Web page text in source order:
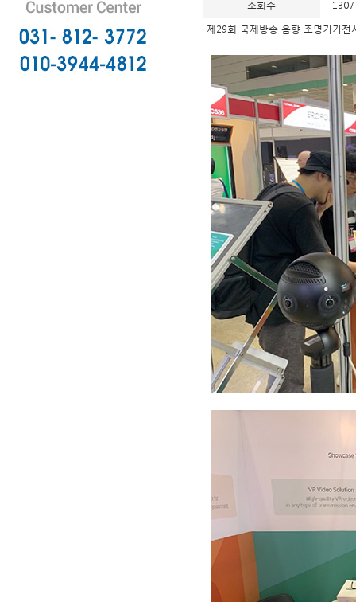
조회수 1307
제29회 국제방송 음향 조명기기